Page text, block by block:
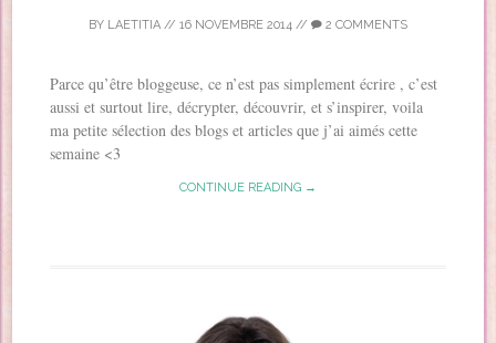
BY LAETITIA // 16 NOVEMBRE 2014 // 2 COMMENTS
Parce qu’être bloggeuse, ce n’est pas simplement écrire , c’est
aussi et surtout lire, décrypter, découvrir, et s’inspirer, voila
ma petite sélection des blogs et articles que j’ai aimés cette
semaine <3
CONTINUE READING →